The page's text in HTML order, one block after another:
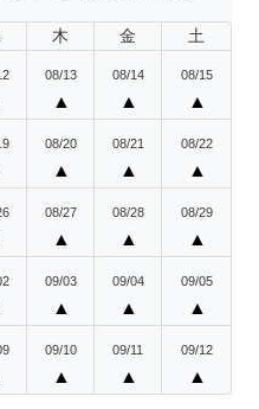
木 金 土
08/13
▲
08/14
▲
08/15
▲
08/20
▲
08/21
▲
08/22
▲
08/27
▲
08/28
▲
08/29
▲
09/03
▲
09/04
▲
09/05
▲
09/10
▲
09/11
▲
09/12
▲